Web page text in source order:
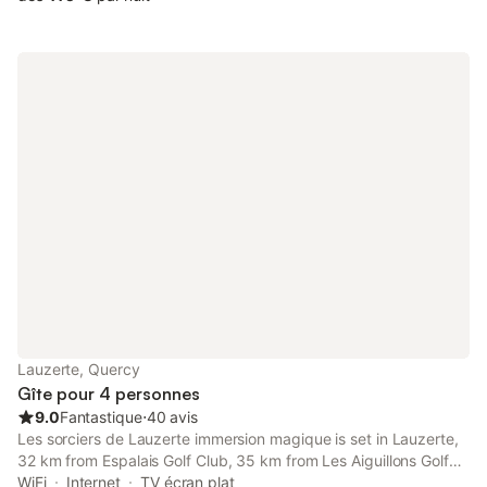
Lauzerte, Quercy
Gîte pour 4 personnes
9.0Fantastique⋅40 avis
Les sorciers de Lauzerte immersion magique is set in Lauzerte,
32 km from Espalais Golf Club, 35 km from Les Aiguillons Golf
Course, and 38 km from Montauban Train Station. This
WiFi Internet TV écran plat